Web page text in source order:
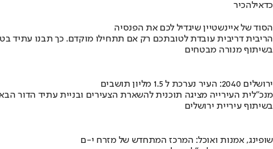
כדאילהכיר
הסוד של איינשטיין שיגדיל לכם את הפנסיה
הריבית דריבית עובדת לטובתכם רק אם תתחילו מוקדם. כך תבנו עתיד
בשיתוף מנורה מבטחים
ירושלים 2040: העיר נערכת ל 1.5 מליון תושבים
מנכ"לית העירייה מציגה תוכנית להשארת הצעירים ובניית עתיד הדור
בשיתוף עיריית ירושלים
שופינג, אמנות ואוכל: המרכז המתחדש של מזרח י-ם